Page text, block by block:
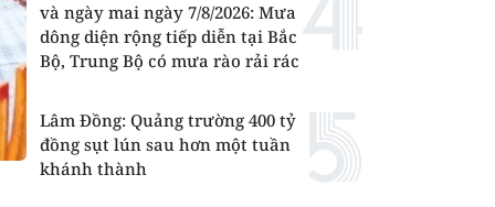
và ngày mai ngày 7/8/2026: Mưa
dông diện rộng tiếp diễn tại Bắc
Bộ, Trung Bộ có mưa rào rải rác
Lâm Đồng: Quảng trường 400 tỷ
đồng sụt lún sau hơn một tuần
khánh thành